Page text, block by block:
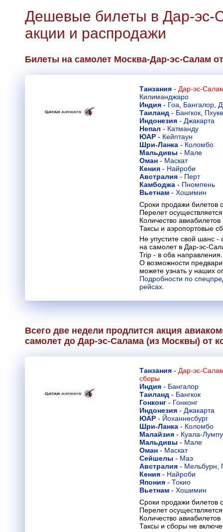
Дешевые билеты в Дар-эс-
акции и распродажи
Билеты на самолет Москва-Дар-эс-Салам
Танзания - Дар-эс-
Килиманджаро
Индия - Гоа Бангалор
Таиланд - Бангкок
Индонезия - Джакарта
Непал - Катманду
ЮАР - Кейптаун
Шри-Ланка - Коломбо
Мальдивы - Мале
Оман - Маскат
Кения - Найроби
Австралия - Перт
Камбоджа - Пномпень
Вьетнам - Хошимин
Сроки продажи билетов
Перелет
Количество
Таксы и аэропортовые
Не упустите свой шанс
на самолет в Дар-эс-
Trip - в оба направления.
О возможности
можете узнать у наших
Подробности по
рейсах.
Всего две недели продлится акция
самолет до Дар-эс-Салама (из Москвы) от
Танзания - Дар-эс-
сборы
Индия - Бангалор
Таиланд - Бангкок
Гонконг - Гонконг
Индонезия - Джакарта
ЮАР - Йоханнесбург
Шри-Ланка - Коломбо
Малайзия - Куала-
Мальдивы - Мале
Оман - Маскат
Сейшелы - Маэ
Австралия - Мельбурн
Кения - Найроби
Япония - Токио
Вьетнам - Хошимин
Сроки продажи билетов
Перелет
Количество
Таксы и сборы не